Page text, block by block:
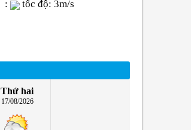
: tốc độ: 3m/s
Thứ hai
17/08/2026